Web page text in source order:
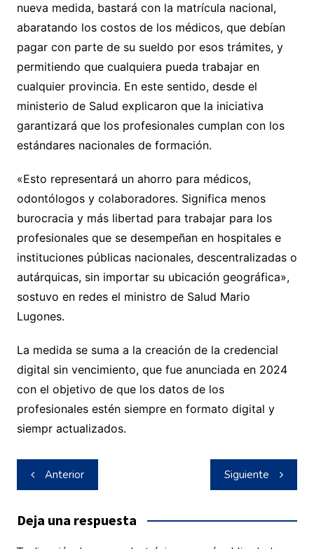
nueva medida, bastará con la matrícula nacional,
abaratando los costos de los médicos, que debían
pagar con parte de su sueldo por esos trámites, y
permitiendo que cualquiera pueda trabajar en
cualquier provincia. En este sentido, desde el
ministerio de Salud explicaron que la iniciativa
garantizará que los profesionales cumplan con los
estándares nacionales de formación.
«Esto representará un ahorro para médicos,
odontólogos y colaboradores. Significa menos
burocracia y más libertad para trabajar para los
profesionales que se desempeñan en hospitales e
instituciones públicas nacionales, descentralizadas o
autárquicas, sin importar su ubicación geográfica»,
sostuvo en redes el ministro de Salud Mario
Lugones.
La medida se suma a la creación de la credencial
digital sin vencimiento, que fue anunciada en 2024
con el objetivo de que los datos de los
profesionales estén siempre en formato digital y
siempr actualizados.
Navegación
de
entradas
Anterior Siguiente
Deja una respuesta